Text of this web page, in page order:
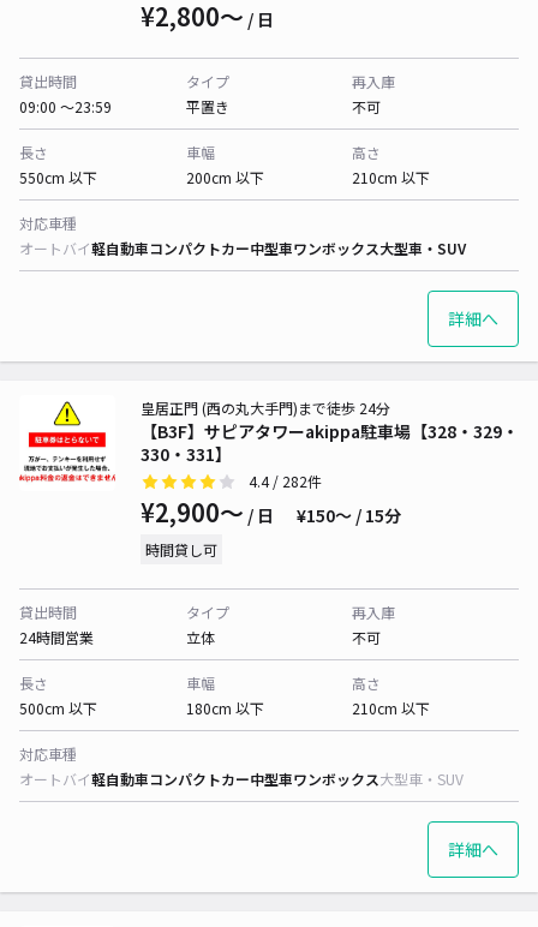
¥2,800〜 / 日
貸出時間
09:00 〜23:59
タイプ
平置き
再入庫
不可
長さ
550cm 以下
車幅
200cm 以下
高さ
210cm 以下
対応車種
オートバイ軽自動車コンパクトカー中型車ワンボックス大型車・SUV
詳細へ
【B3F】サピアタワーakippa駐車場【328・329・
330・331】
皇居正門 (西の丸大手門)まで徒歩 24分
4.4/ 282件
¥2,900〜 / 日 ¥150〜 / 15分
時間貸し可
貸出時間
24時間営業
タイプ
立体
再入庫
不可
長さ
500cm 以下
車幅
180cm 以下
高さ
210cm 以下
対応車種
オートバイ軽自動車コンパクトカー中型車ワンボックス大型車・SUV
詳細へ